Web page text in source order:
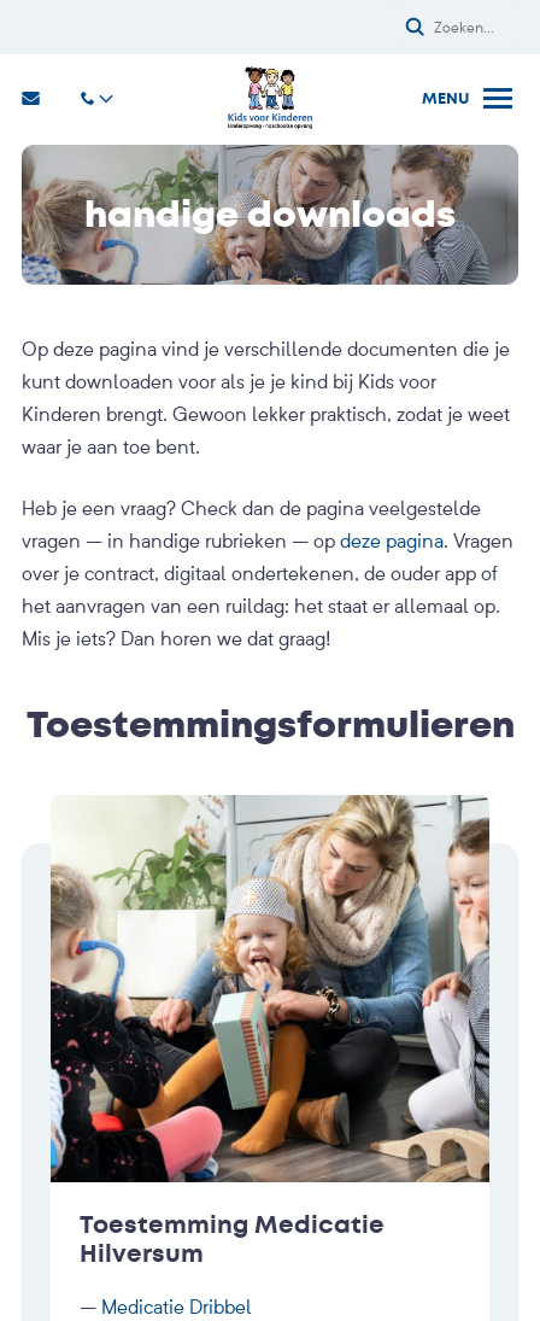
handige downloads
Op deze pagina vind je verschillende documenten die je
kunt downloaden voor als je je kind bij Kids voor
Kinderen brengt. Gewoon lekker praktisch, zodat je weet
waar je aan toe bent.
Heb je een vraag? Check dan de pagina veelgestelde
vragen – in handige rubrieken – op deze pagina. Vragen
over je contract, digitaal ondertekenen, de ouder app of
het aanvragen van een ruildag: het staat er allemaal op.
Mis je iets? Dan horen we dat graag!
Toestemmingsformulieren
Toestemming Medicatie
Hilversum
– Medicatie Dribbel